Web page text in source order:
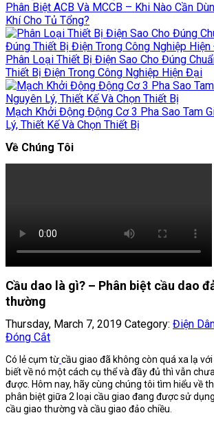
Phân Biệt ACB Và MCCB – Khi Nào Cần
Khí Cho Tủ Tổng?
Phân Loại Thiết Bị Điện Sao Cho Đúng
Thiết Bị Điện Trong Công Nghiệp Hiện Đại
Mạch Khởi Động Động Cơ 3 Pha Sao Tam
Lý, Thiết Kế Và Chọn Thiết Bị
Về Chúng Tôi
Cầu dao là gì? – Phân biệt cầu dao
thường
Thursday, March 7, 2019 Category: Điện
Đóng Cắt
Có lẻ cụm từcầu giao đã không còn quá xa lạ
biết về nó một cách cụ thể và đầy đủ thì vẫn
được. Hôm nay, hãy cùng chúng tôi tìm hiểu về
phân biệt giữa 2 loại cầu giao đang được sử
cầu giao thường và cầu giao đảo chiều.